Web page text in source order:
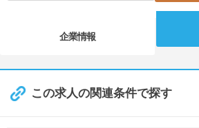
企業情報
この求人の関連条件で探す